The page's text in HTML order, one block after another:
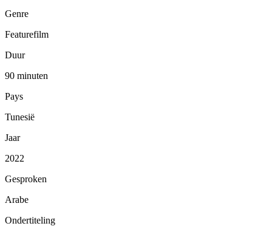
Genre
Featurefilm
Duur
90 minuten
Pays
Tunesië
Jaar
2022
Gesproken
Arabe
Ondertiteling